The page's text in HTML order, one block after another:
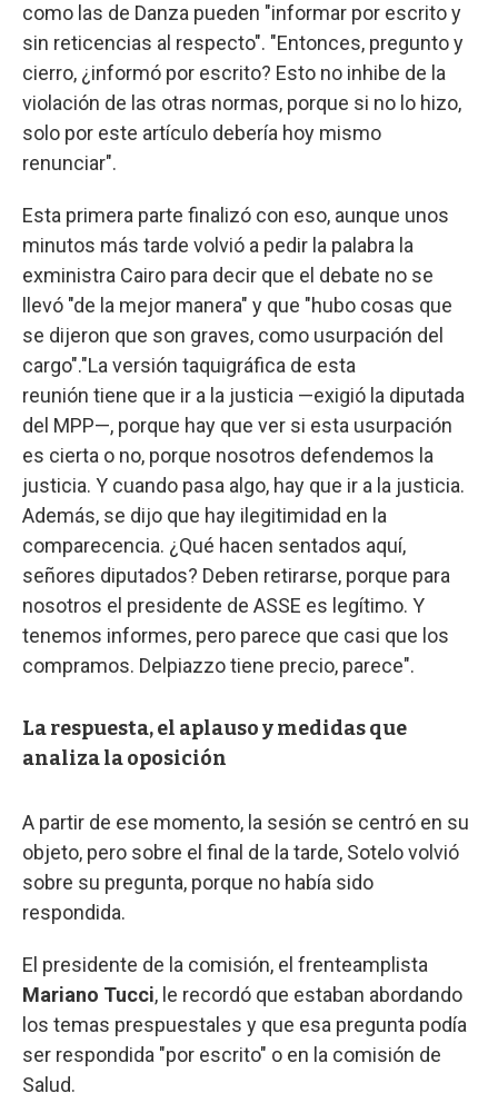
como las de Danza pueden "informar por escrito y
sin reticencias al respecto". "Entonces, pregunto y
cierro, ¿informó por escrito? Esto no inhibe de la
violación de las otras normas, porque si no lo hizo,
solo por este artículo debería hoy mismo
renunciar".
Esta primera parte finalizó con eso, aunque unos
minutos más tarde volvió a pedir la palabra la
exministra Cairo para decir que el debate no se
llevó "de la mejor manera" y que "hubo cosas que
se dijeron que son graves, como usurpación del
cargo"."La versión taquigráfica de esta
reunión tiene que ir a la justicia —exigió la diputada
del MPP—, porque hay que ver si esta usurpación
es cierta o no, porque nosotros defendemos la
justicia. Y cuando pasa algo, hay que ir a la justicia.
Además, se dijo que hay ilegitimidad en la
comparecencia. ¿Qué hacen sentados aquí,
señores diputados? Deben retirarse, porque para
nosotros el presidente de ASSE es legítimo. Y
tenemos informes, pero parece que casi que los
compramos. Delpiazzo tiene precio, parece".
La respuesta, el aplauso y medidas que
analiza la oposición
A partir de ese momento, la sesión se centró en su
objeto, pero sobre el final de la tarde, Sotelo volvió
sobre su pregunta, porque no había sido
respondida.
El presidente de la comisión, el frenteamplista
Mariano Tucci, le recordó que estaban abordando
los temas prespuestales y que esa pregunta podía
ser respondida "por escrito" o en la comisión de
Salud.